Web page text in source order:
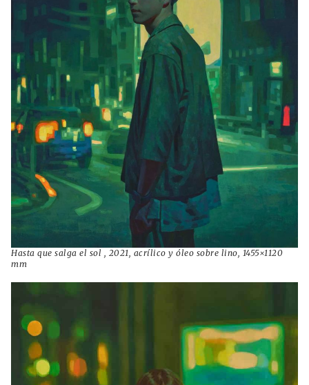
Hasta que salga el sol , 2021, acrílico y óleo sobre lino, 1455×1120
mm